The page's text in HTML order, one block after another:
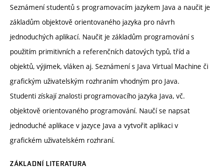
Seznámení studentů s programovacím jazykem Java a naučit je
základům objektově orientovaného jazyka pro návrh
jednoduchých aplikací. Naučit je základům programování s
použitím primitivních a referenčních datových typů, tříd a
objektů, výjimek, vláken aj. Seznámení s Java Virtual Machine či
grafickým uživatelským rozhraním vhodným pro Java.
Studenti získají znalosti programovacího jazyka Java, vč.
objektově orientovaného programování. Naučí se napsat
jednoduché aplikace v jazyce Java a vytvořit aplikaci v
grafickém uživatelském rozhraní.
ZÁKLADNÍ LITERATURA